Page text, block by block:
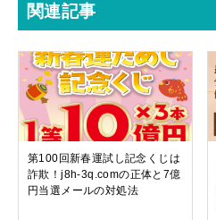
関連記事
第100回新春運試し記念くじは
詐欺！j8h-3q.comの正体と7億
円当選メールの対処法